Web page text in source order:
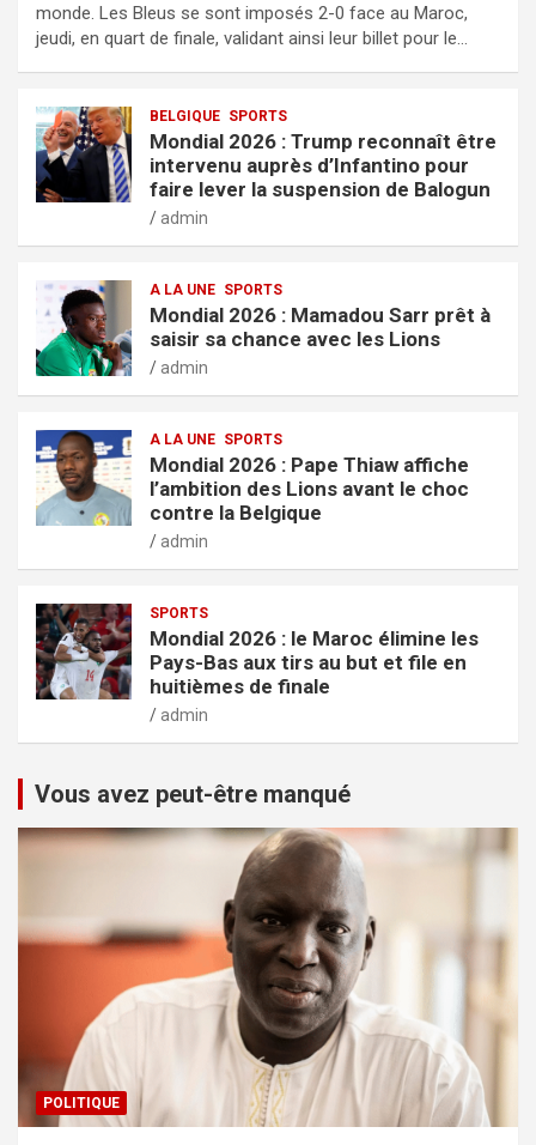
monde. Les Bleus se sont imposés 2-0 face au Maroc,
jeudi, en quart de finale, validant ainsi leur billet pour le…
BELGIQUE SPORTS
Mondial 2026 : Trump reconnaît être
intervenu auprès d’Infantino pour
faire lever la suspension de Balogun
admin
A LA UNE SPORTS
Mondial 2026 : Mamadou Sarr prêt à
saisir sa chance avec les Lions
admin
A LA UNE SPORTS
Mondial 2026 : Pape Thiaw affiche
l’ambition des Lions avant le choc
contre la Belgique
admin
SPORTS
Mondial 2026 : le Maroc élimine les
Pays-Bas aux tirs au but et file en
huitièmes de finale
admin
Vous avez peut-être manqué
POLITIQUE